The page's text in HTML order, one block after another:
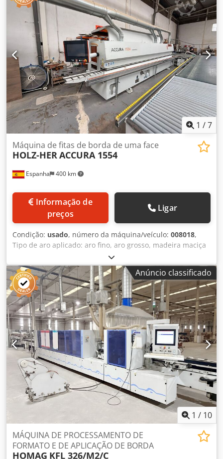
de deslocação: 25 m/min Espessura máxima do painel: 60
mm Unidades de trabalho: 10 nr
1 /7
Espanha 400 km
Máquina de fitas de borda de uma face
HOLZ-HERACCURA 1554
preços
Ligar
Condição: usado, número da máquina/veículo: 008018,
Tipo de aro aplicado: aro fino, aro grosso, madeira maciça
Sistema de colagem: EVA, PUR Fresagem de junção: sim
Dodpfswv Dfcex Agfock Unidade multifuncional: sim
Velocidade máx. de avanço: 20 m/min Espessura máxima
do painel: 60 mm Unidades de trabalho: 7 unid.
Anúncio classificado
1 / 10
MÁQUINA DE PROCESSAMENTO DE
FORMATO E DE APLICAÇÃO DE BORDA
HOMAG KFL 326/M2/C